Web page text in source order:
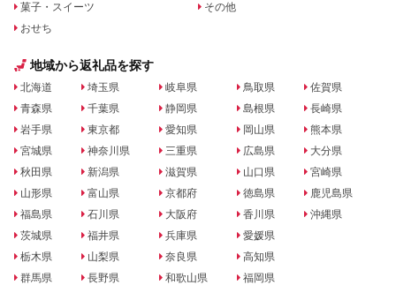
菓子・スイーツ
おせち
その他
地域から返礼品を探す
北海道
青森県
岩手県
宮城県
秋田県
山形県
福島県
茨城県
栃木県
群馬県
埼玉県
千葉県
東京都
神奈川県
新潟県
富山県
石川県
福井県
山梨県
長野県
岐阜県
静岡県
愛知県
三重県
滋賀県
京都府
大阪府
兵庫県
奈良県
和歌山県
鳥取県
島根県
岡山県
広島県
山口県
徳島県
香川県
愛媛県
高知県
福岡県
佐賀県
長崎県
熊本県
大分県
宮崎県
鹿児島県
沖縄県